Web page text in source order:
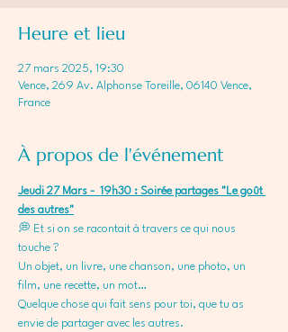
Heure et lieu
27 mars 2025, 19:30
Vence, 269 Av. Alphonse Toreille, 06140 Vence,
France
À propos de l'événement
Jeudi 27 Mars -  19h30 : Soirée partages "Le goût
des autres"
💭 Et si on se racontait à travers ce qui nous
touche ?
Un objet, un livre, une chanson, une photo, un
film, une recette, un mot…
Quelque chose qui fait sens pour toi, que tu as
envie de partager avec les autres.